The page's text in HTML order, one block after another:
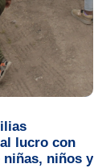
lucro con
niñas, niños y